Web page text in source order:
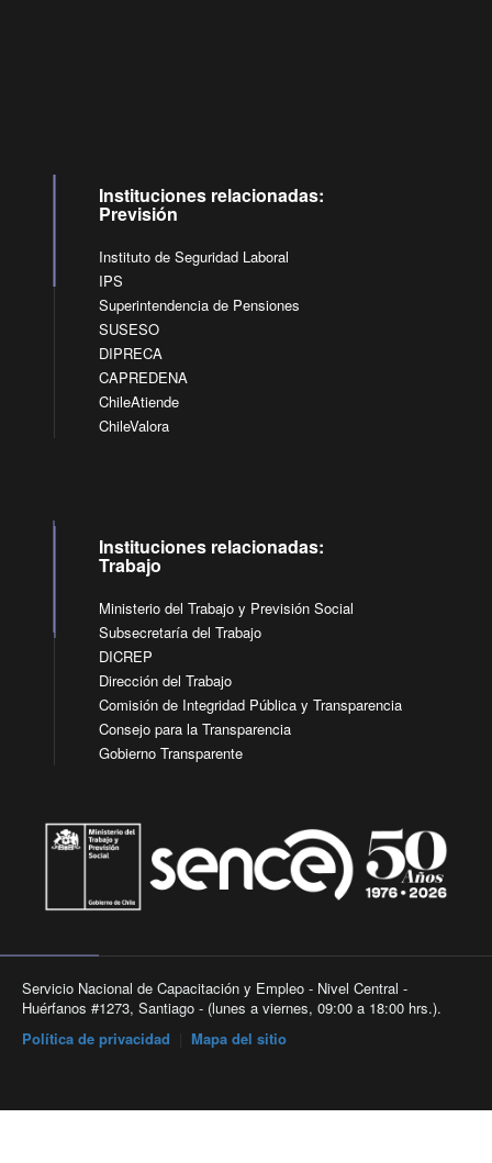
Instituciones relacionadas:
Previsión
Instituto de Seguridad Laboral
IPS
Superintendencia de Pensiones
SUSESO
DIPRECA
CAPREDENA
ChileAtiende
ChileValora
Instituciones relacionadas:
Trabajo
Ministerio del Trabajo y Previsión Social
Subsecretaría del Trabajo
DICREP
Dirección del Trabajo
Comisión de Integridad Pública y Transparencia
Consejo para la Transparencia
Gobierno Transparente
Servicio Nacional de Capacitación y Empleo - Nivel Central -
Huérfanos #1273, Santiago - (lunes a viernes, 09:00 a 18:00 hrs.).
Política de privacidad
Mapa del sitio